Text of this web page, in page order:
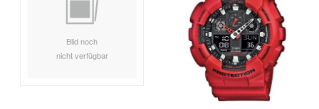
Bild noch
nicht verfügbar